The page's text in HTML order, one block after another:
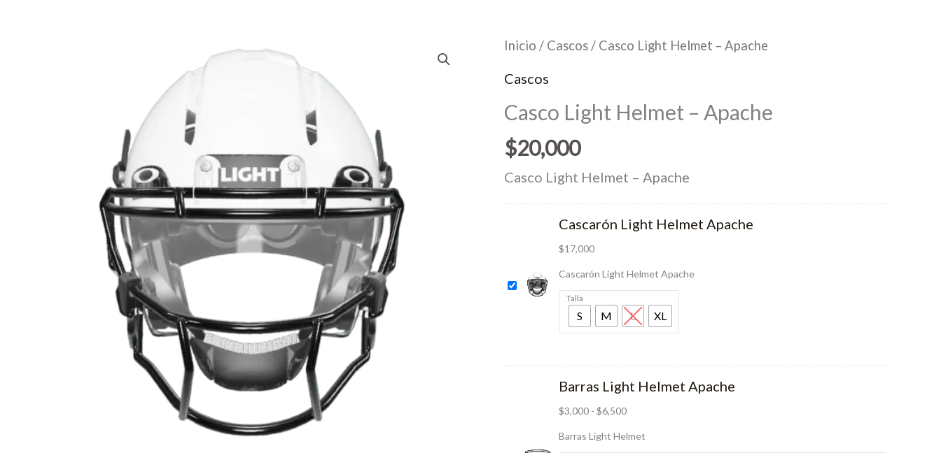
Inicio / Cascos / Casco Light Helmet – Apache
Cascos
Casco Light Helmet – Apache
$20,000
Casco Light Helmet – Apache
Cascarón Light Helmet Apache
$17,000
Cascarón Light Helmet Apache
Talla
S M L XL
Barras Light Helmet Apache
$3,000 - $6,500Rango
de
Barras Light Helmet